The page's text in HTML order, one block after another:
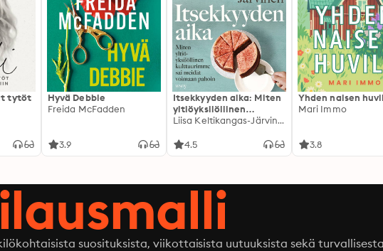
tytöt
Hyvä Debbie
Freida McFadden
3.9
Itsekkyyden aika: Miten
yltiöyksilöllinen
kulttuurimme sai
Liisa Keltikangas-Järvinen
4.5
Yhden naisen
Mari Immo
3.8
suosituksista, viikottaisista uutuuksista sekä